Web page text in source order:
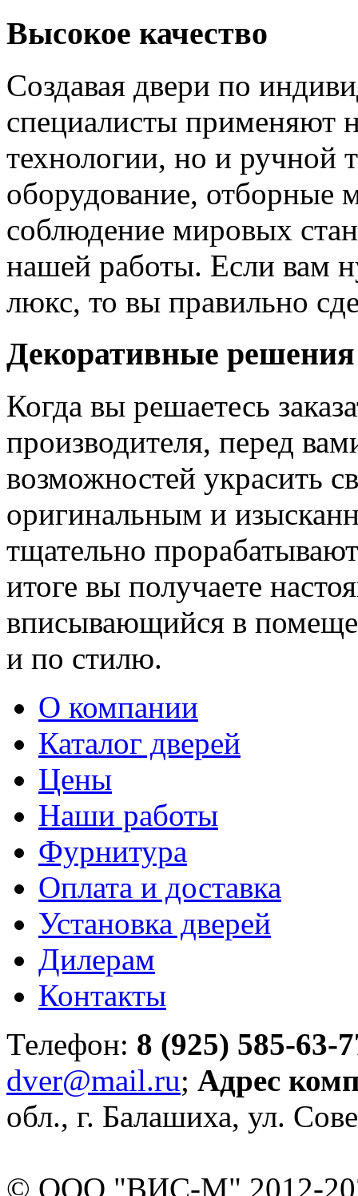
Высокое качество
Создавая двери по
специалисты применяют
технологии, но и ручной
оборудование, отборные
соблюдение мировых
нашей работы. Если вам
люкс, то вы правильно
Декоративные решения
Когда вы решаетесь
производителя, перед
возможностей украсить
оригинальным и
тщательно
итоге вы получаете
вписывающийся в
и по стилю.
О компании
Каталог дверей
Цены
Наши работы
Фурнитура
Оплата и доставка
Установка дверей
Дилерам
Контакты
Телефон: 8 (925) 585-63-
dver@mail.ru; Адрес
обл., г. Балашиха, ул.
© ООО "ВИС-М" 2012-